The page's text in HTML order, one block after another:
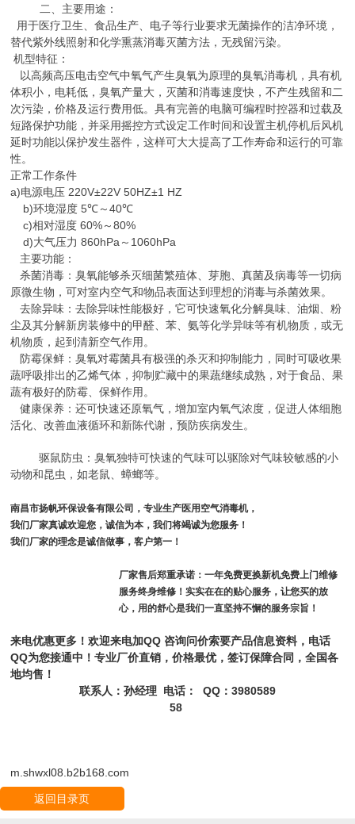
二、主要用途：
用于医疗卫生、食品生产、电子等行业要求无菌操作的洁净环境，
替代紫外线照射和化学熏蒸消毒灭菌方法，无残留污染。
机型特征：
以高频高压电击空气中氧气产生臭氧为原理的臭氧消毒机，具有机
体积小，电耗低，臭氧产量大，灭菌和消毒速度快，不产生残留和二
次污染，价格及运行费用低。具有完善的电脑可编程时控器和过载及
短路保护功能，并采用摇控方式设定工作时间和设置主机停机后风机
延时功能以保护发生器件，这样可大大提高了工作寿命和运行的可靠
性。
正常工作条件
a)电源电压 220V±22V 50HZ±1 HZ
b)环境湿度5℃ ～40℃
c)相对湿度60% ～80%
d)大气压力860hPa ～ 1060hPa
主要功能：
杀菌消毒：臭氧能够杀灭细菌繁殖体、芽胞、真菌及病毒等一切病
原微生物，可对室内空气和物品表面达到理想的消毒与杀菌效果。
去除异味：去除异味性能极好，它可快速氧化分解臭味、油烟、粉
尘及其分解新房装修中的甲醛、苯、氨等化学异味等有机物质，或无
机物质，起到清新空气作用。
防霉保鲜：臭氧对霉菌具有极强的杀灭和抑制能力，同时可吸收果
蔬呼吸排出的乙烯气体，抑制贮藏中的果蔬继续成熟，对于食品、果
蔬有极好的防霉、保鲜作用。
健康保养：还可快速还原氧气，增加室内氧气浓度，促进人体细胞
活化、改善血液循环和新陈代谢，预防疾病发生。
驱鼠防虫：臭氧独特可快速的气味可以驱除对气味较敏感的小
动物和昆虫，如老鼠、蟑螂等。
南昌市扬帆环保设备有限公司，专业生产医用空气消毒机，
我们厂家真诚欢迎您，诚信为本，我们将竭诚为您服务！
我们厂家的理念是诚信做事，客户第一！
厂家售后郑重承诺：一年免费更换新机免费上门维修
服务终身维修！实实在在的贴心服务，让您买的放
心，用的舒心是我们一直坚持不懈的服务宗旨！
来电优惠更多！欢迎来电加QQ 咨询问价索要产品信息资料，电话
QQ为您接通中！专业厂价直销，价格最优，签订保障合同，全国各
地均售！
联系人：孙经理
电话： QQ： 3980589
58
m.shwxl08.b2b168.com
返回目录页